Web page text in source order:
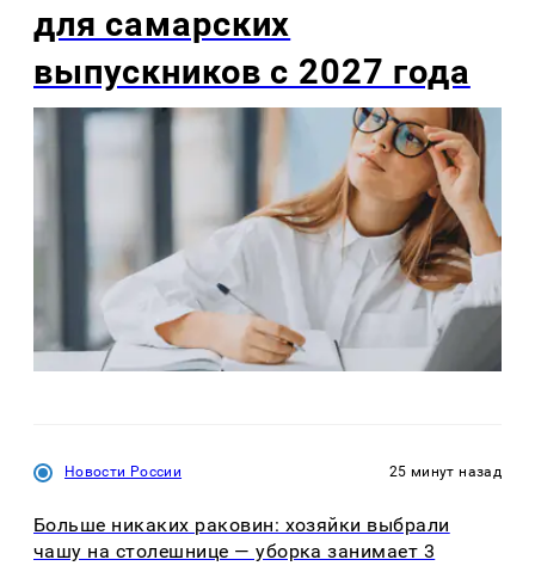
для самарских
выпускников с 2027 года
Новости России 25 минут назад
Больше никаких раковин: хозяйки выбрали
чашу на столешнице — уборка занимает 3